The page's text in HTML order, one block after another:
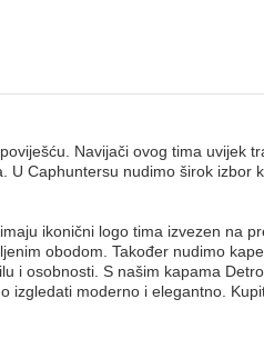
Navijači ovog tima uvijek
Caphuntersu nudimo širok izbor
ikonični logo tima izvezen na
obodom. Također nudimo
i osobnosti. S našim kapama
izgledati moderno i elegantno.